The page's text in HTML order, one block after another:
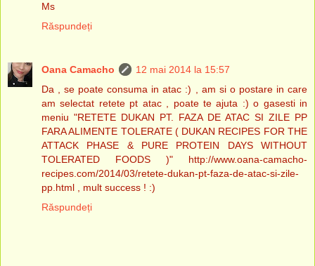
Ms
Răspundeți
Oana Camacho
12 mai 2014 la 15:57
Da , se poate consuma in atac :) , am si o postare in care
am selectat retete pt atac , poate te ajuta :) o gasesti in
meniu "RETETE DUKAN PT. FAZA DE ATAC SI ZILE PP
FARA ALIMENTE TOLERATE ( DUKAN RECIPES FOR THE
ATTACK PHASE & PURE PROTEIN DAYS WITHOUT
TOLERATED FOODS )" http://www.oana-camacho-
recipes.com/2014/03/retete-dukan-pt-faza-de-atac-si-zile-
pp.html , mult success ! :)
Răspundeți